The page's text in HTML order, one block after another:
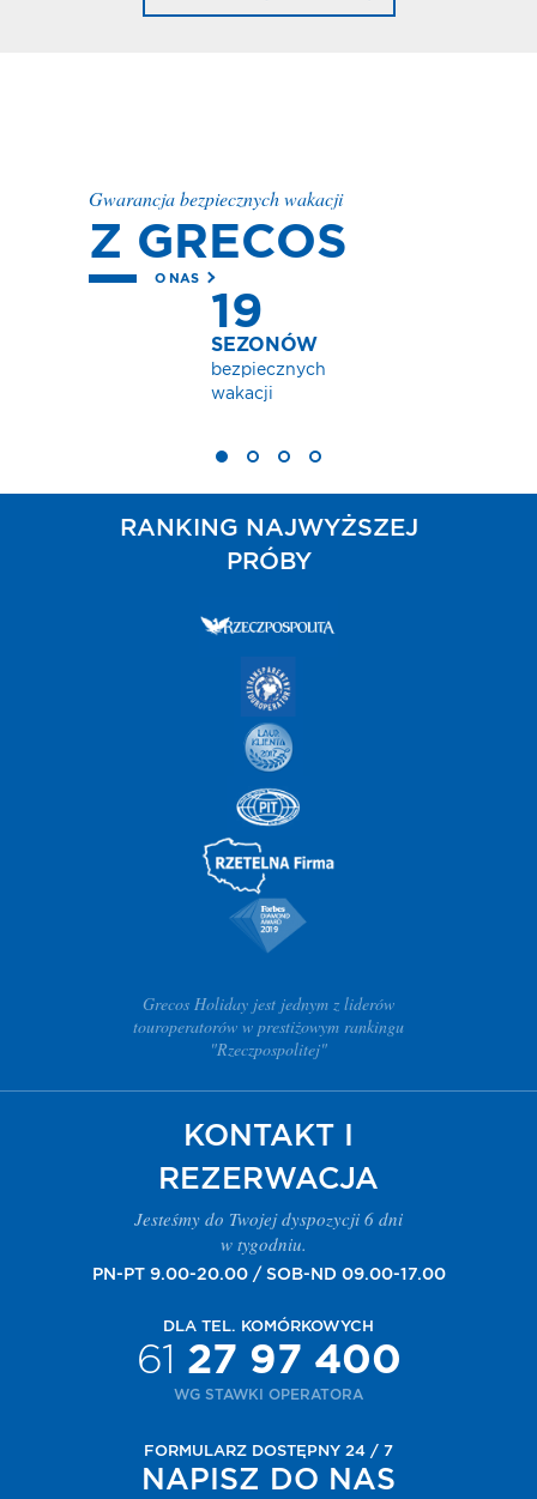
Gwarancja bezpiecznych wakacji
Z GRECOS
O NAS
19
SEZONÓW
bezpiecznych
wakacji
RANKING NAJWYŻSZEJ
PRÓBY
Grecos Holiday jest jednym z liderów
touroperatorów w prestiżowym rankingu
"Rzeczpospolitej"
KONTAKT I
REZERWACJA
Jesteśmy do Twojej dyspozycji 6 dni
w tygodniu.
PN-PT 9.00-20.00 / SOB-ND 09.00-17.00
DLA TEL. KOMÓRKOWYCH
61 27 97 400
WG STAWKI OPERATORA
FORMULARZ DOSTĘPNY 24 / 7
NAPISZ DO NAS